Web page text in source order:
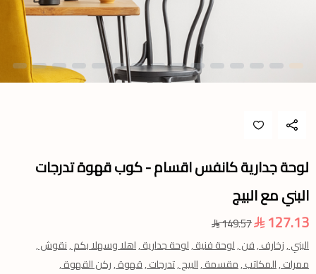
لوحة جدارية كانفس اقسام - كوب قهوة تدرجات
البني مع البيج
127.13
149.57
البني ,زخارف ,فن ,لوحة فنية ,لوحة جدارية ,اهلا وسهلا بكم ,نقوش ,
ممرات ,المكاتب ,مقسمة ,البيج ,تدرجات ,قهوة ,ركن القهوة ,